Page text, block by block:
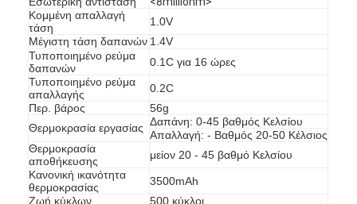
Κομμένη απαλλαγή
τάση
1.0V
Μέγιστη τάση δαπανών 1.4V
Τυποποιημένο ρεύμα
δαπανών
0.1C για 16 ώρες
Τυποποιημένο ρεύμα
απαλλαγής
0.2C
Περ. βάρος
56g
Θερμοκρασία εργασίας Δαπάνη: 0-45 βαθμός Κελσίου
Απαλλαγή: - Βαθμός 20-50 Κέλσιος
Θερμοκρασία
αποθήκευσης
μείον 20 - 45 βαθμό Κελσίου
Κανονική ικανότητα
θερμοκρασίας
3500mAh
Ζωή κύκλων
500 κύκλοι